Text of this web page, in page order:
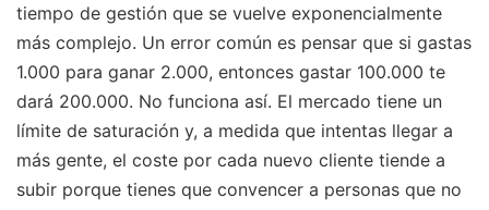
tiempo de gestión que se vuelve exponencialmente
más complejo. Un error común es pensar que si gastas
1.000 para ganar 2.000, entonces gastar 100.000 te
dará 200.000. No funciona así. El mercado tiene un
límite de saturación y, a medida que intentas llegar a
más gente, el coste por cada nuevo cliente tiende a
subir porque tienes que convencer a personas que no